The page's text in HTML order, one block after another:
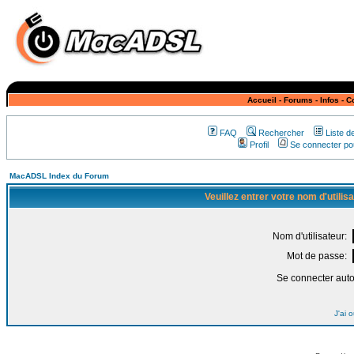
Accueil - Forums - Infos -
FAQ Rechercher
Liste
Profil
Se connecter
MacADSL Index du Forum
Veuillez entrer votre nom
Nom d'utilisateur:
Mot de passe:
Se connecter
J'ai